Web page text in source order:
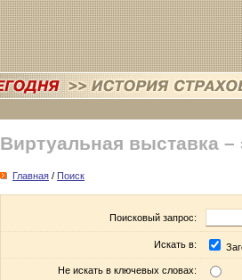
Виртуальная выставка –
Главная / Поиск
Поисковый запрос:
Искать в:
Не искать в ключевых словах: